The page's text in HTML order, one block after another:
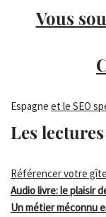
Vous
Espagne et le SEO
Les
Référencer votre
Audio livre: le plaisir
Un métier méconnu